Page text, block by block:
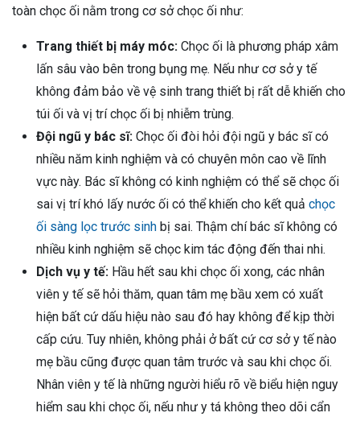
toàn chọc ối nằm trong cơ sở chọc ối như:
Trang thiết bị máy móc: Chọc ối là phương pháp xâm
lấn sâu vào bên trong bụng mẹ. Nếu như cơ sở y tế
không đảm bảo về vệ sinh trang thiết bị rất dễ khiến cho
túi ối và vị trí chọc ối bị nhiễm trùng.
Đội ngũ y bác sĩ: Chọc ối đòi hỏi đội ngũ y bác sĩ có
nhiều năm kinh nghiệm và có chuyên môn cao về lĩnh
vực này. Bác sĩ không có kinh nghiệm có thể sẽ chọc ối
sai vị trí khó lấy nước ối có thể khiến cho kết quả chọc
ối sàng lọc trước sinh bị sai. Thậm chí bác sĩ không có
nhiều kinh nghiệm sẽ chọc kim tác động đến thai nhi.
Dịch vụ y tế: Hầu hết sau khi chọc ối xong, các nhân
viên y tế sẽ hỏi thăm, quan tâm mẹ bầu xem có xuất
hiện bất cứ dấu hiệu nào sau đó hay không để kịp thời
cấp cứu. Tuy nhiên, không phải ở bất cứ cơ sở y tế nào
mẹ bầu cũng được quan tâm trước và sau khi chọc ối.
Nhân viên y tế là những người hiểu rõ về biểu hiện nguy
hiểm sau khi chọc ối, nếu như y tá không theo dõi cẩn